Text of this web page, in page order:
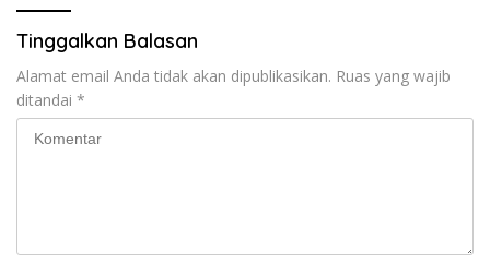
Tinggalkan Balasan
Alamat email Anda tidak akan dipublikasikan. Ruas yang wajib
ditandai *